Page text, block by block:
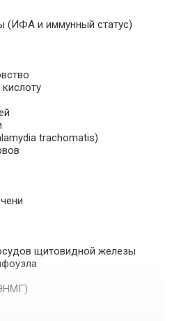
(ИФА и иммунный статус)
trachomatis)
щитовидной железы